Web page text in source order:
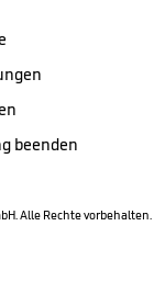
beenden
Alle Rechte vorbehalten.